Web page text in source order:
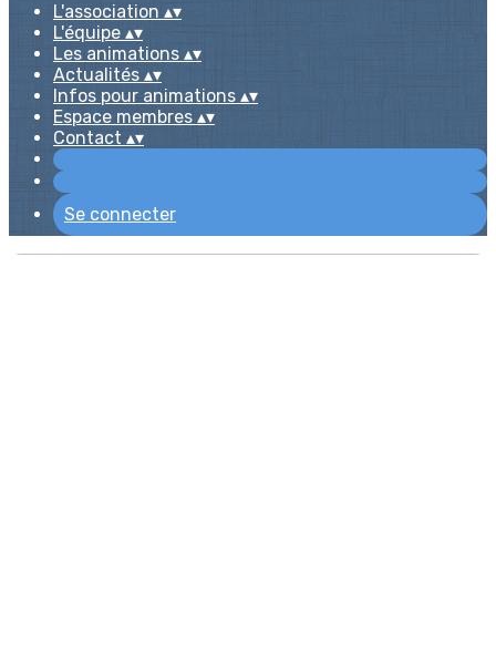
L'association ▴▾
L'équipe ▴▾
Les animations ▴▾
Actualités ▴▾
Infos pour animations ▴▾
Espace membres ▴▾
Contact ▴▾
Se connecter